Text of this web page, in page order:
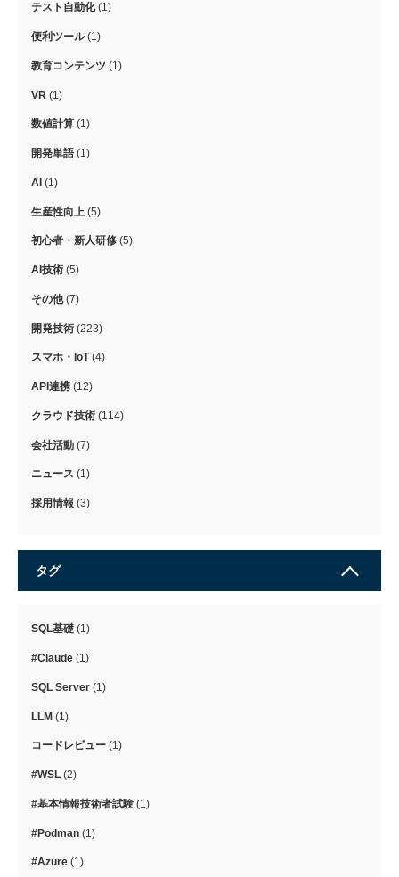
テスト自動化(1)
便利ツール(1)
教育コンテンツ (1)
VR (1)
数値計算 (1)
開発単語 (1)
AI (1)
生産性向上 (5)
初心者・新人研修 (5)
AI技術 (5)
その他(7)
開発技術 (223)
スマホ・IoT(4)
API連携 (12)
クラウド技術 (114)
会社活動 (7)
ニュース (1)
採用情報 (3)
タグ
SQL基礎 (1)
#Claude (1)
SQL Server (1)
LLM (1)
コードレビュー (1)
#WSL (2)
#基本情報技術者試験 (1)
#Podman (1)
#Azure (1)